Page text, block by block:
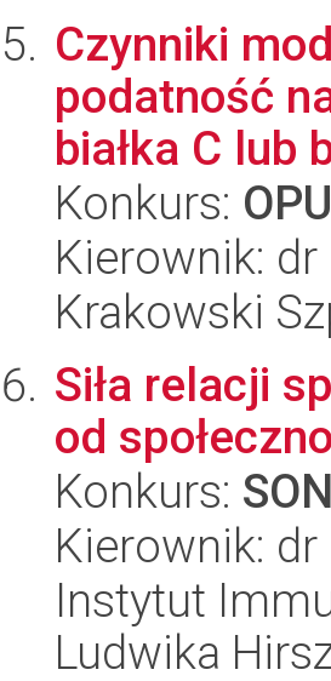
Czynniki
podatność
białka C lub
Konkurs:
Kierownik: dr
Krakowski
Siła relacji
od
Konkurs:
Kierownik:
Instytut
Ludwika